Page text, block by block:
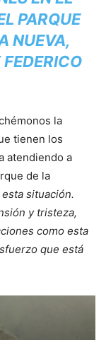
PARQUE
NUEVA,
la
tienen los
atendiendo a
de la
situación.
y tristeza,
como esta
que está